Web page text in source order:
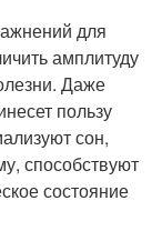
для
амплитуду
Даже
пользу
сон,
способствуют
состояние